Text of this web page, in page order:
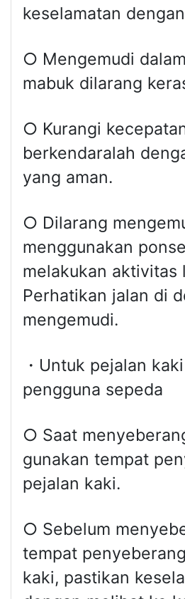
keselamatan
○ Mengemudi
mabuk dilarang
○ Kurangi
berkendaralah
yang aman.
○ Dilarang
menggunakan
melakukan aktivitas
Perhatikan jalan di
mengemudi.
・Untuk pejalan
pengguna sepeda
○ Saat
gunakan tempat
pejalan kaki.
○ Sebelum
tempat
kaki, pastikan